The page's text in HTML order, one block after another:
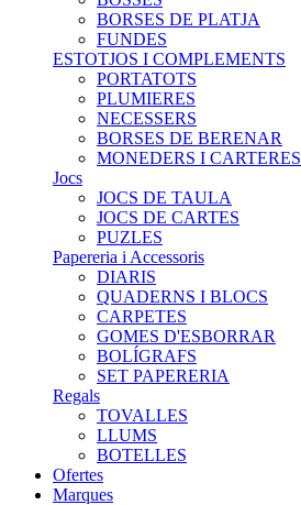
BORSES DE PLATJA
FUNDES
ESTOTJOS I COMPLEMENTS
PORTATOTS
PLUMIERES
NECESSERS
BORSES DE BERENAR
MONEDERS I CARTERES
Jocs
JOCS DE TAULA
JOCS DE CARTES
PUZLES
Papereria i Accessoris
DIARIS
QUADERNS I BLOCS
CARPETES
GOMES D'ESBORRAR
BOLÍGRAFS
SET PAPERERIA
Regals
TOVALLES
LLUMS
BOTELLES
Ofertes
Marques